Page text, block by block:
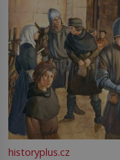
historyplus.cz